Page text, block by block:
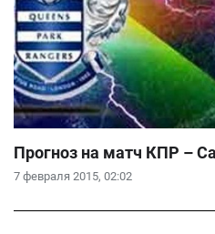
7 февраля 2015, 02:02
Прогноз на матч КПР –